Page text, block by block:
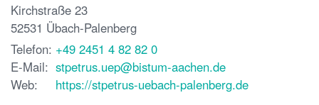
Kirchstraße 23
52531 Übach-Palenberg
Telefon: +49 2451 4 82 82 0
E-Mail: stpetrus.uep@bistum-aachen.de
Web:
https://stpetrus-uebach-palenberg.de